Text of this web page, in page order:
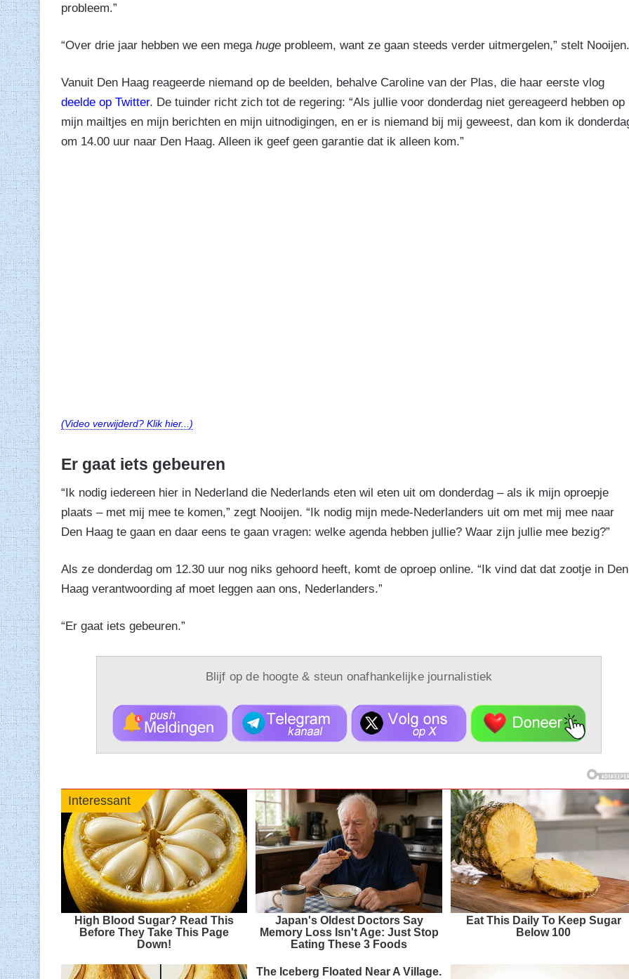
probleem.”
“Over drie jaar hebben we een mega huge probleem, want ze gaan steeds verder uitmergelen,” stelt Nooijen.
Vanuit Den Haag reageerde niemand op de beelden, behalve Caroline van der Plas, die haar eerste vlog
deelde op Twitter. De tuinder richt zich tot de regering: “Als jullie voor donderdag niet gereageerd hebben op
mijn mailtjes en mijn berichten en mijn uitnodigingen, en er is niemand bij mij geweest, dan kom ik
om 14.00 uur naar Den Haag. Alleen ik geef geen garantie dat ik alleen kom.”
(Video verwijderd? Klik hier...)
Er gaat iets gebeuren
“Ik nodig iedereen hier in Nederland die Nederlands eten wil eten uit om donderdag – als ik mijn oproepje
plaats – met mij mee te komen,” zegt Nooijen. “Ik nodig mijn mede-Nederlanders uit om met mij mee naar
Den Haag te gaan en daar eens te gaan vragen: welke agenda hebben jullie? Waar zijn jullie mee bezig?”
Als ze donderdag om 12.30 uur nog niks gehoord heeft, komt de oproep online. “Ik vind dat dat zootje in Den
Haag verantwoording af moet leggen aan ons, Nederlanders.”
“Er gaat iets gebeuren.”
Blijf op de hoogte & steun onafhankelijke journalistiek
Interessant
High Blood Sugar? Read This
Before They Take This Page
Down!
Japan's Oldest Doctors Say
Memory Loss Isn't Age: Just Stop
Eating These 3 Foods
Eat This Daily To Keep Sugar
Below 100
The Iceberg Floated Near A Village.